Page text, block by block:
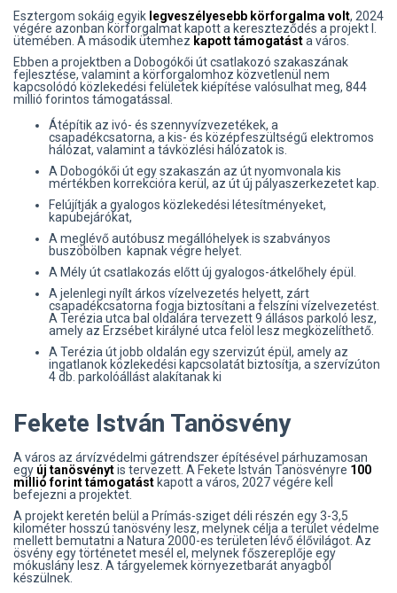
Esztergom sokáig egyik legveszélyesebb körforgalma volt, 2024
végére azonban körforgalmat kapott a kereszteződés a projekt I.
ütemében. A második ütemhez kapott támogatásta város.
Ebben a projektben a Dobogókői út csatlakozó szakaszának
fejlesztése, valamint a körforgalomhoz közvetlenül nem
kapcsolódó közlekedési felületek kiépítése valósulhat meg, 844
millió forintos támogatással.
Átépítik az ivó- és szennyvízvezetékek, a
csapadékcsatorna, a kis- és középfeszültségű elektromos
hálózat, valamint a távközlési hálózatok is.
A Dobogókői út egy szakaszán az út nyomvonala kis
mértékben korrekcióra kerül, az út új pályaszerkezetet kap.
Felújítják a gyalogos közlekedési létesítményeket,
kapubejárókat,
A meglévő autóbusz megállóhelyek is szabványos
buszöbölben kapnak végre helyet.
A Mély út csatlakozás előtt új gyalogos-átkelőhely épül.
A jelenlegi nyílt árkos vízelvezetés helyett, zárt
csapadékcsatorna fogja biztosítani a felszíni vízelvezetést.
A Terézia utca bal oldalára tervezett 9 állásos parkoló lesz,
amely az Erzsébet királyné utca felöl lesz megközelíthető.
A Terézia út jobb oldalán egy szervizút épül, amely az
ingatlanok közlekedési kapcsolatát biztosítja, a szervízúton
4 db. parkolóállást alakítanak ki
Fekete István Tanösvény
A város az árvízvédelmi gátrendszer építésével párhuzamosan
egy új tanösvénytis tervezett. A Fekete István Tanösvényre 100
millió forint támogatást kapott a város, 2027 végére kell
befejezni a projektet.
A projekt keretén belül a Prímás-sziget déli részén egy 3-3,5
kilométer hosszú tanösvény lesz, melynek célja a terület védelme
mellett bemutatni a Natura 2000-es területen lévő élővilágot. Az
ösvény egy történetet mesél el, melynek főszereplője egy
mókuslány lesz. A tárgyelemek környezetbarát anyagból
készülnek.